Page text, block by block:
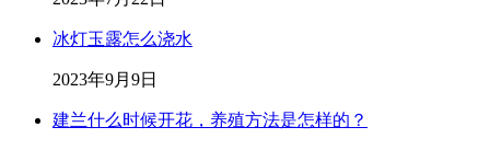
冰灯玉露怎么浇水
2023年9月9日
建兰什么时候开花，养殖方法是怎样的？